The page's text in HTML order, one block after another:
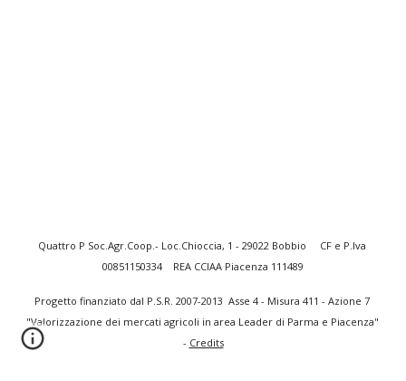
Quattro P Soc.Agr.Coop.- Loc.Chioccia, 1 - 29022 Bobbio     CF e P.Iva
00851150334    REA CCIAA Piacenza 111489
Progetto finanziato dal P.S.R. 2007-2013  Asse 4 - Misura 411 - Azione 7
"Valorizzazione dei mercati agricoli in area Leader di Parma e Piacenza"
- Credits